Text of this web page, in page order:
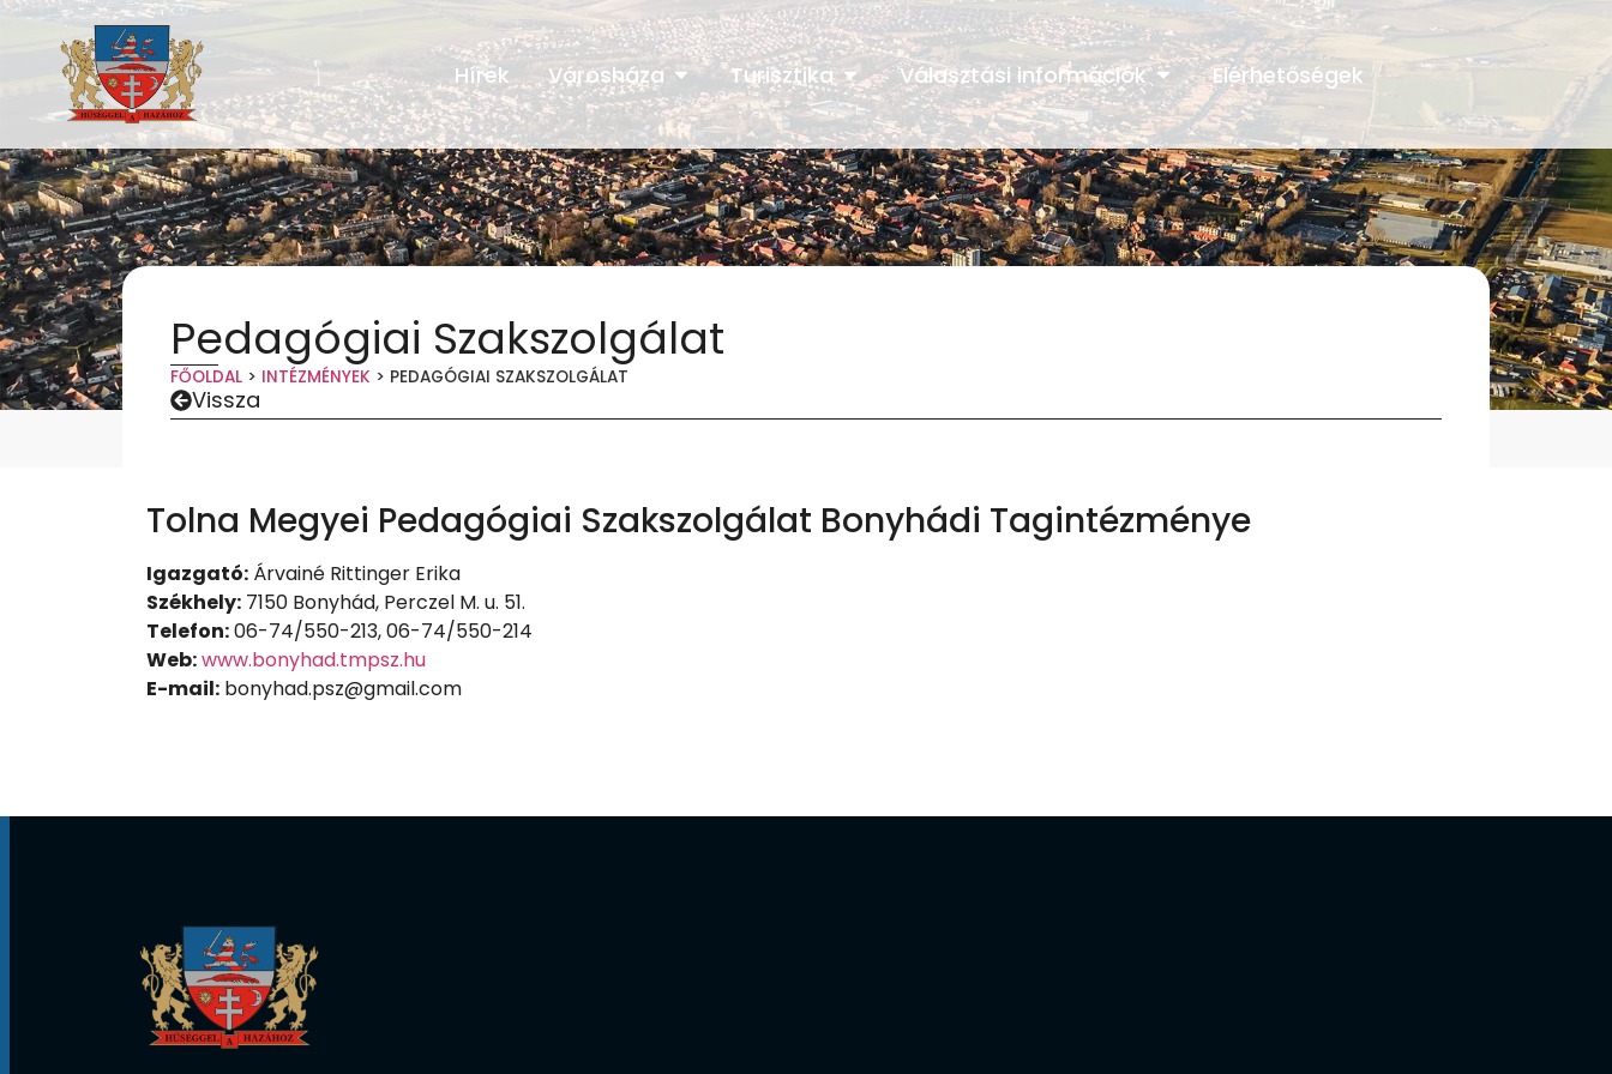
Hírek Városháza Turisztika Választási információk Elérhetőségek
Pedagógiai Szakszolgálat
FŐOLDAL > INTÉZMÉNYEK > PEDAGÓGIAI SZAKSZOLGÁLAT
Vissza
Tolna Megyei Pedagógiai Szakszolgálat Bonyhádi Tagintézménye
Igazgató: Árvainé Rittinger Erika
Székhely: 7150 Bonyhád, Perczel M. u. 51.
Telefon:06-74/550-213, 06-74/550-214
Web:www.bonyhad.tmpsz.hu
E-mail: bonyhad.psz@gmail.com